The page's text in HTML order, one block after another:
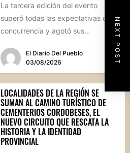
NEXT POST
La tercera edición del evento
superó todas las expectativas de
concurrencia y agotó sus
propuestas gastronómicas. En este
marco, el...El Diario Del Pueblo
03/08/2026
LOCALIDADES DE LA REGIÓN SE
SUMAN AL CAMINO TURÍSTICO DE
CEMENTERIOS CORDOBESES, EL
NUEVO CIRCUITO QUE RESCATA LA
HISTORIA Y LA IDENTIDAD
PROVINCIAL